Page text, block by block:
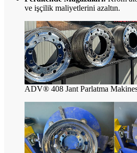
ve işçilik maliyetlerini azaltın.
ADV® 408 Jant Parlatma